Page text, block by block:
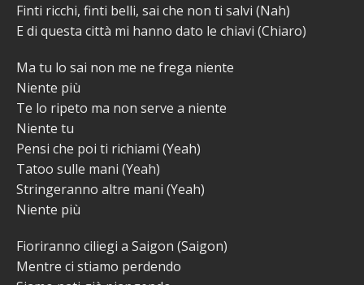
Finti ricchi, finti belli, sai che non ti salvi (Nah)
E di questa città mi hanno dato le chiavi (Chiaro)
Ma tu lo sai non me ne frega niente
Niente più
Te lo ripeto ma non serve a niente
Niente tu
Pensi che poi ti richiami (Yeah)
Tatoo sulle mani (Yeah)
Stringeranno altre mani (Yeah)
Niente più
Fioriranno ciliegi a Saigon (Saigon)
Mentre ci stiamo perdendo